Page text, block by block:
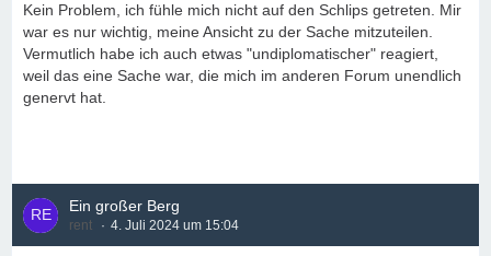
Kein Problem, ich fühle mich nicht auf den Schlips getreten. Mir
war es nur wichtig, meine Ansicht zu der Sache mitzuteilen.
Vermutlich habe ich auch etwas "undiplomatischer" reagiert,
weil das eine Sache war, die mich im anderen Forum unendlich
genervt hat.
Ein großer Berg
rent 4. Juli 2024 um 15:04